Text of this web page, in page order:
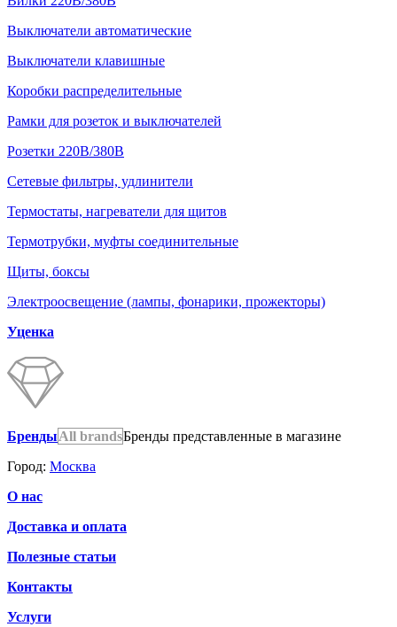
Выключатели автоматические
Выключатели клавишные
Коробки распределительные
Рамки для розеток и выключателей
Розетки 220В/380В
Сетевые фильтры, удлинители
Термостаты, нагреватели для щитов
Термотрубки, муфты соединительные
Щиты, боксы
Электроосвещение (лампы, фонарики, прожекторы)
Уценка
БрендыAll brandsБренды представленные в магазине
Город: Москва
О нас
Доставка и оплата
Полезные статьи
Контакты
Услуги